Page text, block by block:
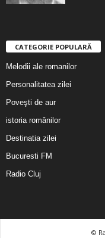
CATEGORIE POPULARĂ
Melodii ale romanilor
Personalitatea zilei
Poveşti de aur
istoria românilor
Destinatia zilei
Bucuresti FM
Radio Cluj
©